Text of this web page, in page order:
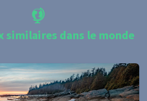
similaires dans le monde